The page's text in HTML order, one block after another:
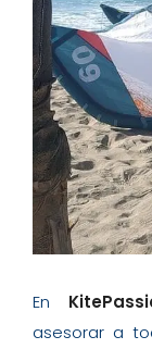
En
asesorar a